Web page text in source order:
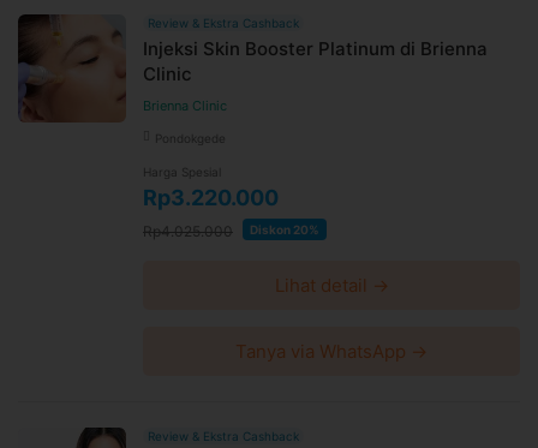
Review & Ekstra Cashback
Injeksi Skin Booster Platinum di Brienna
Clinic
Brienna Clinic
Pondokgede
Harga Spesial
Rp3.220.000
Rp4.025.000 Diskon 20%
Lihat detail →
Tanya via WhatsApp →
Review & Ekstra Cashback